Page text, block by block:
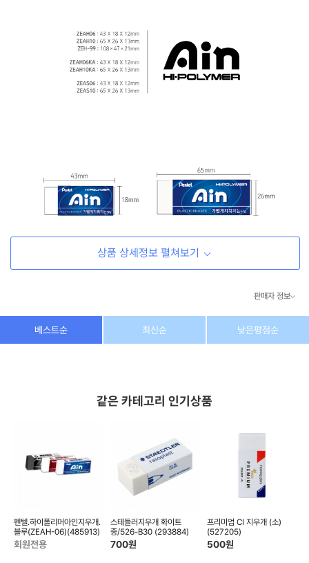
상품 상세정보 펼쳐보기
판매자 정보
상호/대표자 (주) 동이커머스
소재지 경기도 고양시 덕양구 꽃마을로64, 1235호
베스트순 최신순 낮은평점순
같은 카테고리 인기상품
펜텔.하이폴리머아인지우개.
블루(ZEAH-06)(485913)
회원전용
스테들러지우개 화이트
중/526-B30 (293884)
700원
프리미엄 CI 지우개 (소)
(527205)
500원